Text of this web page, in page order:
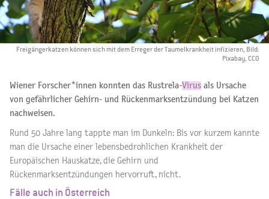
Freigängerkatzen können sich mit dem Erreger der Taumelkrankheit infizieren, Bild:
Pixabay, CCO
Wiener Forscher*innen konnten das Rustrela-Virus als Ursache
von gefährlicher Gehirn- und Rückenmarksentzündung bei Katzen
nachweisen.
Rund 50 Jahre lang tappte man im Dunkeln: Bis vor kurzem kannte
man die Ursache einer lebensbedrohlichen Krankheit der
Europäischen Hauskatze, die Gehirn und
Rückenmarksentzündungen hervorruft, nicht.
Fälle auch in Österreich